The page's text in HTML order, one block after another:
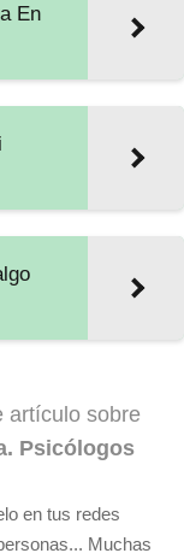
En
artículo sobre
Psicólogos
en tus redes
Muchas